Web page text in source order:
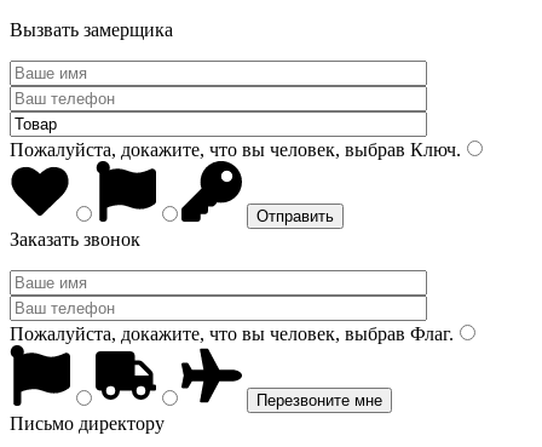
Вызвать замерщика
Пожалуйста, докажите, что вы человек, выбрав Ключ.
Заказать звонок
Пожалуйста, докажите, что вы человек, выбрав Флаг.
Письмо директору